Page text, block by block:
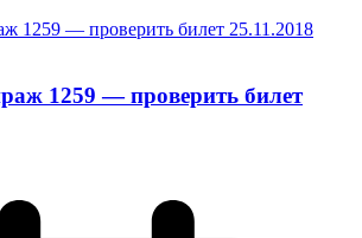
1259 — проверить билет